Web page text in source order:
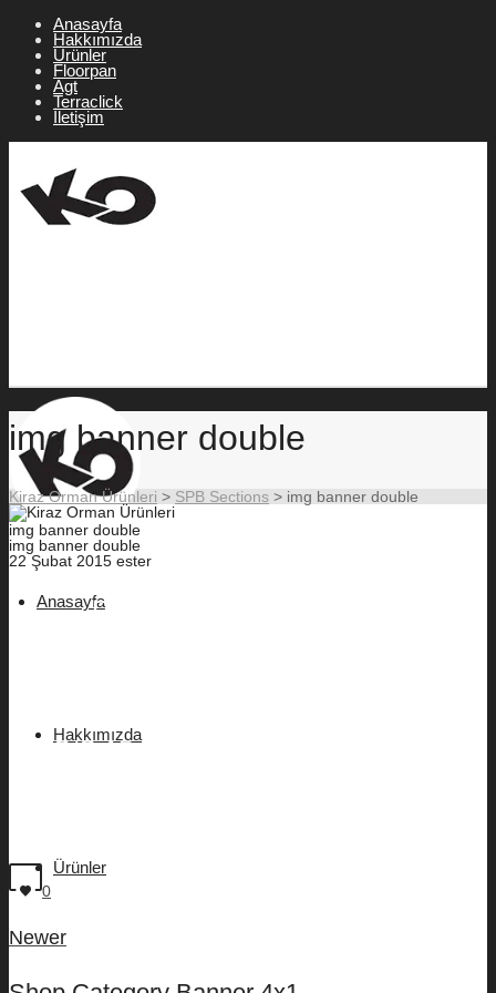
Anasayfa
Hakkımızda
Ürünler
Floorpan
Agt
Terraclick
İletişim
Anasayfa
Hakkımızda
Ürünler
img banner double
Kiraz Orman Ürünleri > SPB Sections > img banner double
img banner double
img banner double
22 Şubat 2015 ester
POST CHRISTMAS SALE
S/S 15 LOOKBOOK
0
Newer